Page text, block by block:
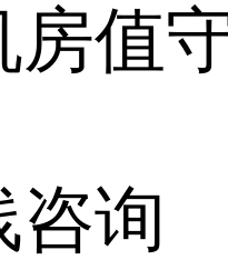
房值
咨询